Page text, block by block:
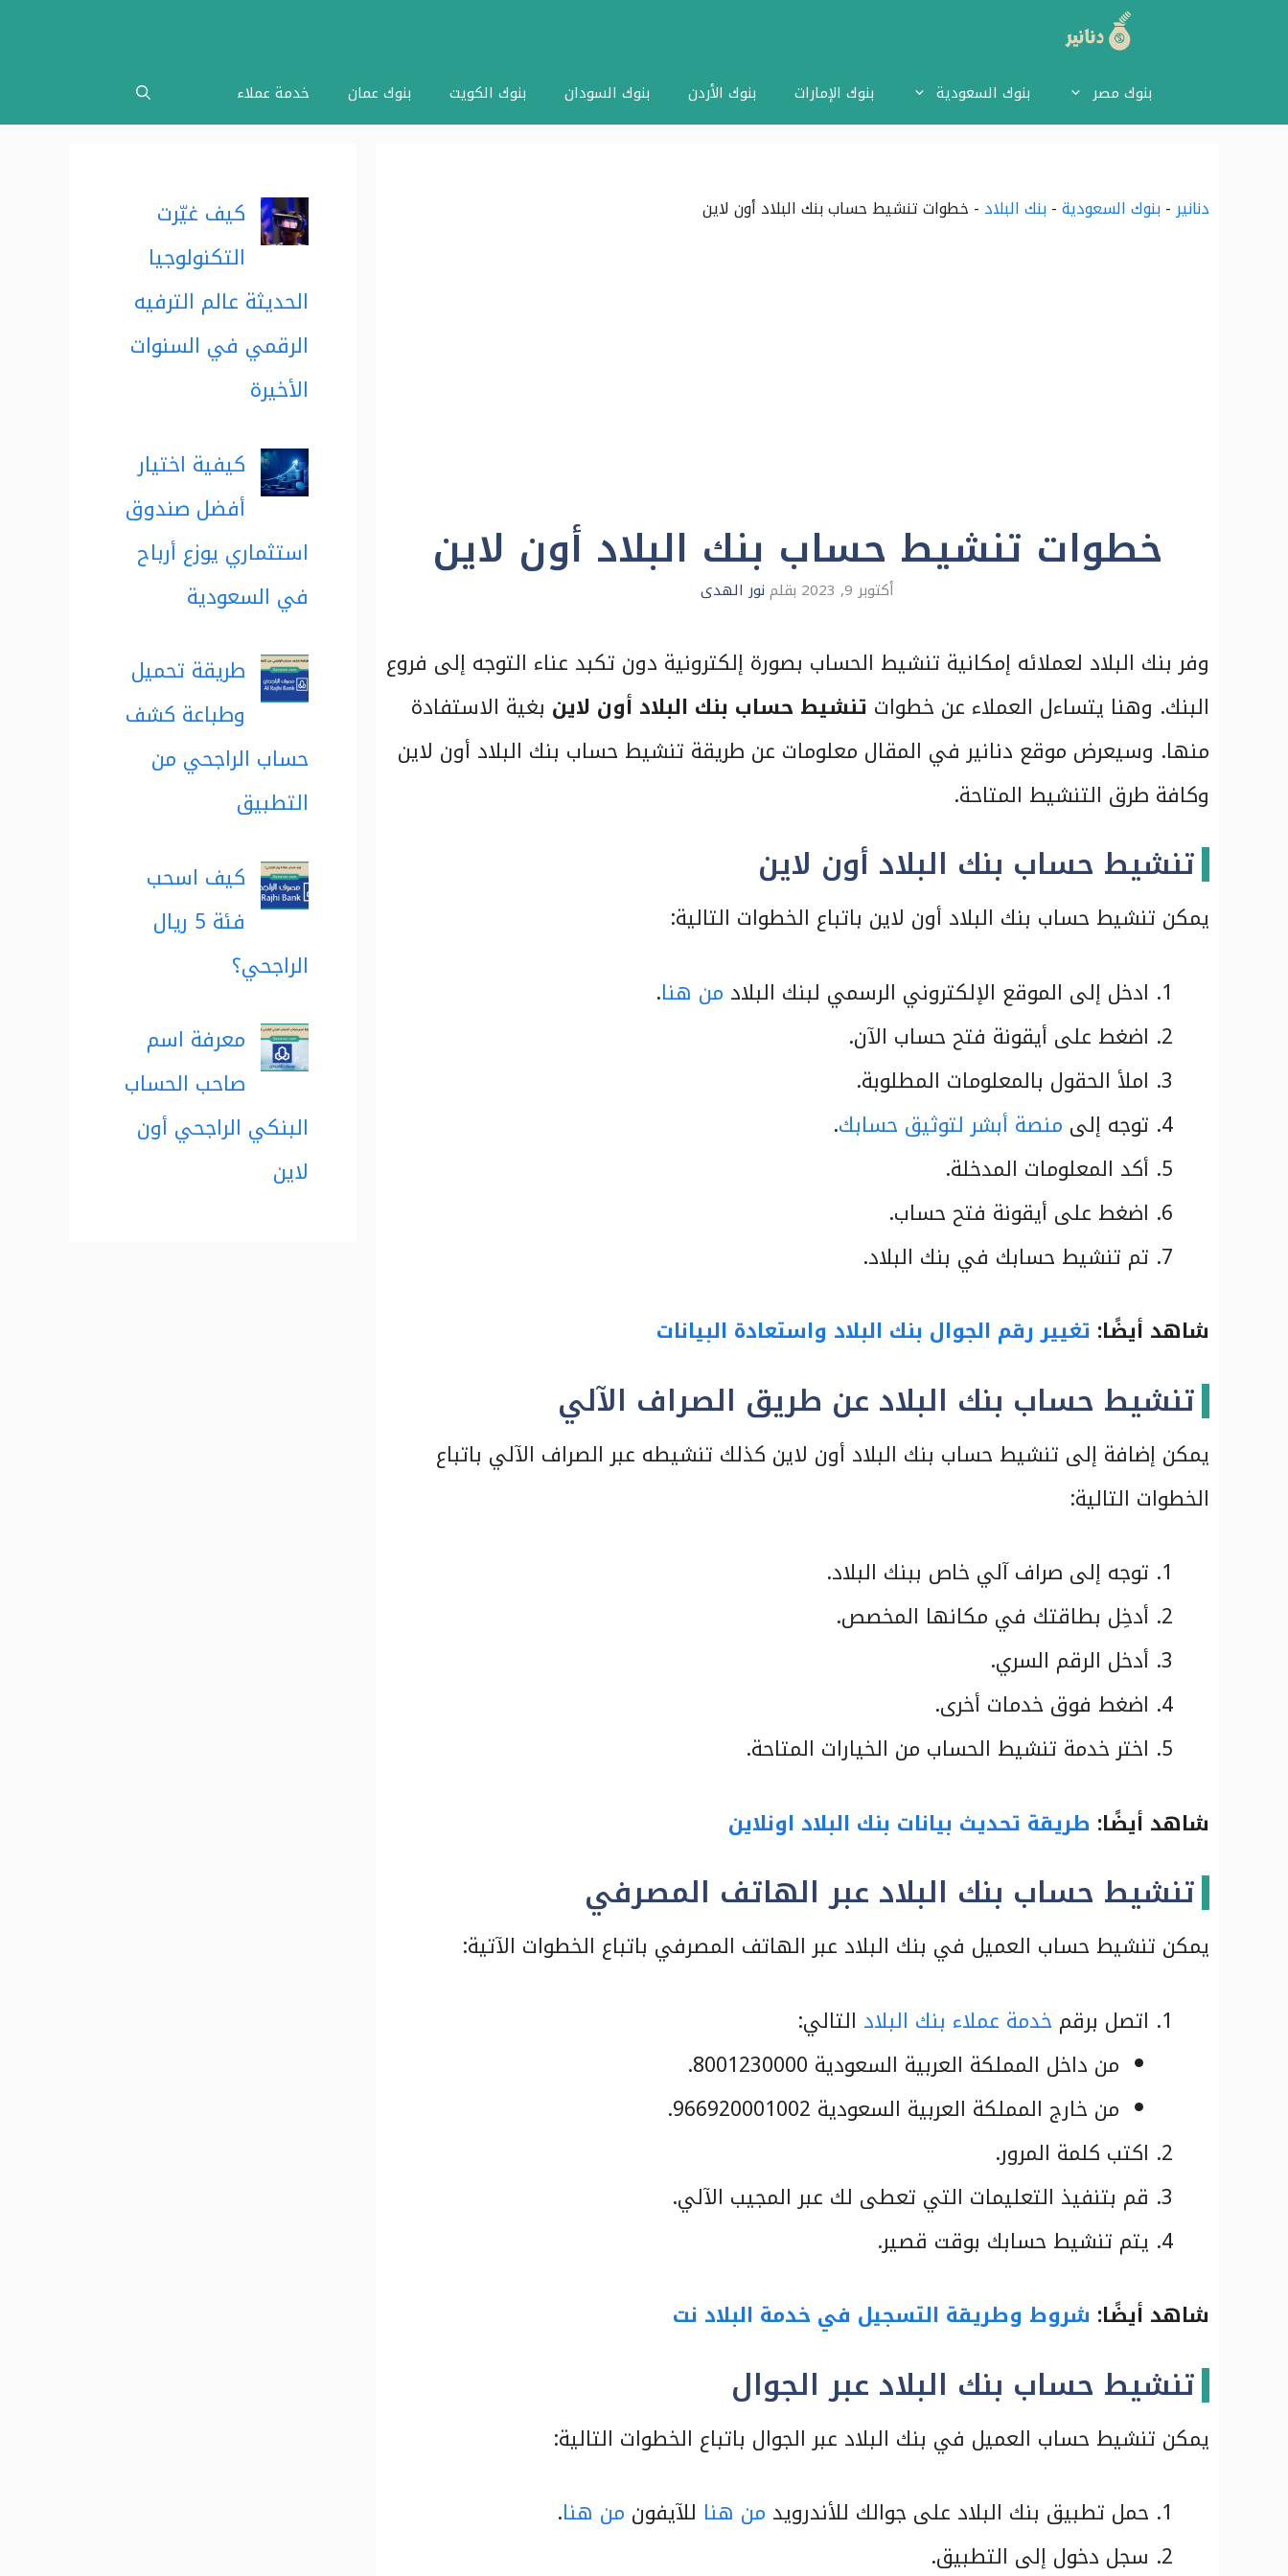
بنوك مصر بنوك السعودية بنوك الإمارات بنوك الأردن بنوك السودان بنوك الكويت بنوك عمان خدمة عملاء
دنانير-بنوك السعودية-بنك البلاد - خطوات تنشيط حساب بنك البلاد أون لاين
خطوات تنشيط حساب بنك البلاد أون لاين
أكتوبر 9, 2023 بقلم نور الهدى
وفر بنك البلاد لعملائه إمكانية تنشيط الحساب بصورة إلكترونية دون تكبد عناء التوجه إلى فروع
البنك. وهنا يتساءل العملاء عن خطوات تنشيط حساب بنك البلاد أون لاين بغية الاستفادة
منها. وسيعرض موقع دنانير في المقال معلومات عن طريقة تنشيط حساب بنك البلاد أون لاين
وكافة طرق التنشيط المتاحة.
تنشيط حساب بنك البلاد أون لاين
يمكن تنشيط حساب بنك البلاد أون لاين باتباع الخطوات التالية:
ادخل إلى الموقع الإلكتروني الرسمي لبنك البلاد من هنا.
اضغط على أيقونة فتح حساب الآن.
املأ الحقول بالمعلومات المطلوبة.
توجه إلى منصة أبشر لتوثيق حسابك.
أكد المعلومات المدخلة.
اضغط على أيقونة فتح حساب.
تم تنشيط حسابك في بنك البلاد.
شاهد أيضًا: تغيير رقم الجوال بنك البلاد واستعادة البيانات
تنشيط حساب بنك البلاد عن طريق الصراف الآلي
يمكن إضافة إلى تنشيط حساب بنك البلاد أون لاين كذلك تنشيطه عبر الصراف الآلي باتباع
الخطوات التالية:
توجه إلى صراف آلي خاص ببنك البلاد.
أدخِل بطاقتك في مكانها المخصص.
أدخل الرقم السري.
اضغط فوق خدمات أخرى.
اختر خدمة تنشيط الحساب من الخيارات المتاحة.
شاهد أيضًا: طريقة تحديث بيانات بنك البلاد اونلاين
تنشيط حساب بنك البلاد عبر الهاتف المصرفي
يمكن تنشيط حساب العميل في بنك البلاد عبر الهاتف المصرفي باتباع الخطوات الآتية:
اتصل برقم خدمة عملاء بنك البلاد التالي:
من داخل المملكة العربية السعودية 8001230000.
من خارج المملكة العربية السعودية 966920001002.
اكتب كلمة المرور.
قم بتنفيذ التعليمات التي تعطى لك عبر المجيب الآلي.
يتم تنشيط حسابك بوقت قصير.
شاهد أيضًا: شروط وطريقة التسجيل في خدمة البلاد نت
تنشيط حساب بنك البلاد عبر الجوال
يمكن تنشيط حساب العميل في بنك البلاد عبر الجوال باتباع الخطوات التالية:
حمل تطبيق بنك البلاد على جوالك للأندرويد من هنا للآيفون من هنا.
سجل دخول إلى التطبيق.
كيف غيّرت
التكنولوجيا
الحديثة عالم الترفيه
الرقمي في السنوات
الأخيرة
كيفية اختيار
أفضل صندوق
استثماري يوزع أرباح
في السعودية
طريقة تحميل
وطباعة كشف
حساب الراجحي من
التطبيق
كيف اسحب
فئة 5 ريال
الراجحي؟
معرفة اسم
صاحب الحساب
البنكي الراجحي أون
لاين